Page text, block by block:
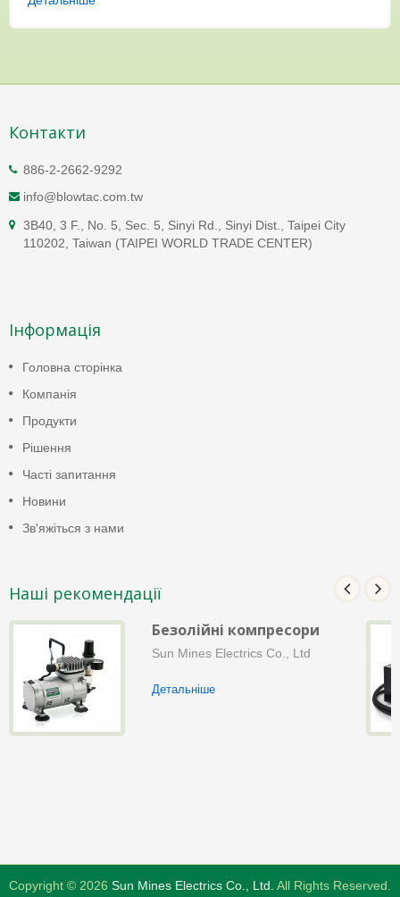
Контакти
886-2-2662-9292
info@blowtac.com.tw
3B40, 3 F., No. 5, Sec. 5, Sinyi Rd., Sinyi Dist., Taipei City
110202, Taiwan (TAIPEI WORLD TRADE CENTER)
Інформація
Головна сторінка
Компанія
Продукти
Рішення
Часті запитання
Новини
Зв'яжіться з нами
Наші рекомендації
Безолійні компресори
Sun Mines Electrics Co., Ltd
Детальніше
Copyright © 2026 Sun Mines Electrics Co., Ltd. All Rights Reserved.